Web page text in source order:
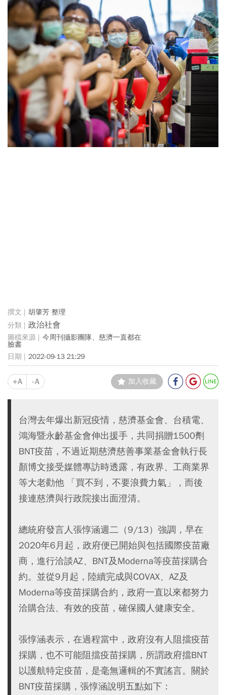
胡肇芳 整理
政治社會
今周刊攝影團隊、慈濟一直都在
臉書
2022-09-13 21:29
+A -A 加入收藏
台灣去年爆出新冠疫情，慈濟基金會、台積電、
鴻海暨永齡基金會伸出援手，共同捐贈1500劑
BNT疫苗，不過近期慈濟慈善事業基金會執行長
顏博文接受媒體專訪時透露，有政界、工商業界
等大老勸他 「買不到，不要浪費力氣」，而後
接連慈濟與行政院接出面澄清。
總統府發言人張惇涵週二（9/13）強調，早在
2020年6月起，政府便已開始與包括國際疫苗廠
商，進行洽談AZ、BNT及Moderna等疫苗採購合
約。並從9月起，陸續完成與COVAX、AZ及
Moderna等疫苗採購合約，政府一直以來都努力
洽購合法、有效的疫苗，確保國人健康安全。
張惇涵表示，在過程當中，政府沒有人阻擋疫苗
採購，也不可能阻擋疫苗採購，所謂政府擋BNT
以護航特定疫苗，是毫無邏輯的不實謠言。關於
BNT疫苗採購，張惇涵說明五點如下：